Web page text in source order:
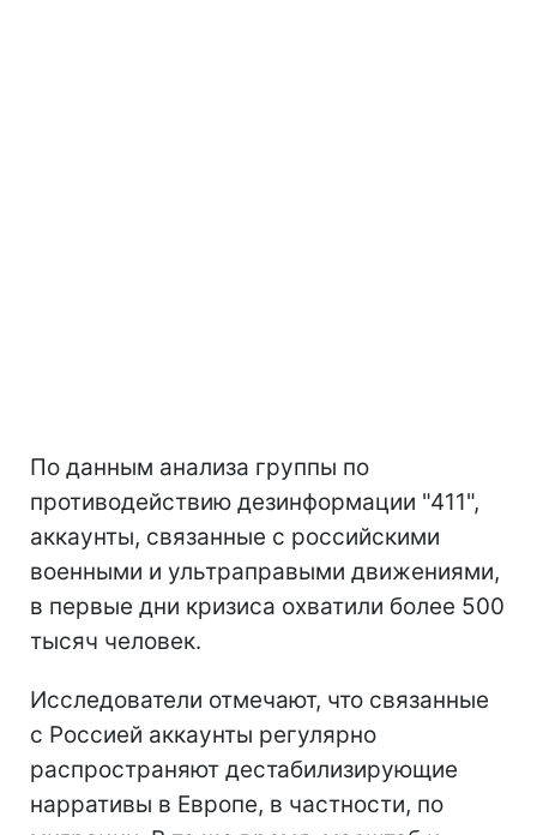
По данным анализа группы по
противодействию дезинформации "411",
аккаунты, связанные с российскими
военными и ультраправыми движениями,
в первые дни кризиса охватили более 500
тысяч человек.
Исследователи отмечают, что связанные
с Россией аккаунты регулярно
распространяют дестабилизирующие
нарративы в Европе, в частности, по